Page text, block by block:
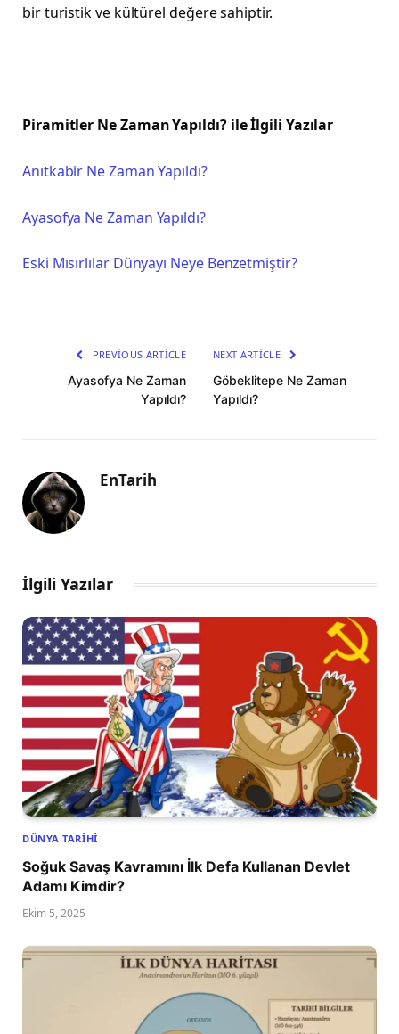
bir turistik ve kültürel değere sahiptir.
Piramitler Ne Zaman Yapıldı? ile İlgili Yazılar
Anıtkabir Ne Zaman Yapıldı?
Ayasofya Ne Zaman Yapıldı?
Eski Mısırlılar Dünyayı Neye Benzetmiştir?
PREVIOUS ARTICLE
Ayasofya Ne Zaman
Yapıldı?
NEXT ARTICLE
Göbeklitepe Ne Zaman
Yapıldı?
EnTarih
İlgili Yazılar
DÜNYA TARIHI
Soğuk Savaş Kavramını İlk Defa Kullanan Devlet
Adamı Kimdir?
Ekim 5, 2025